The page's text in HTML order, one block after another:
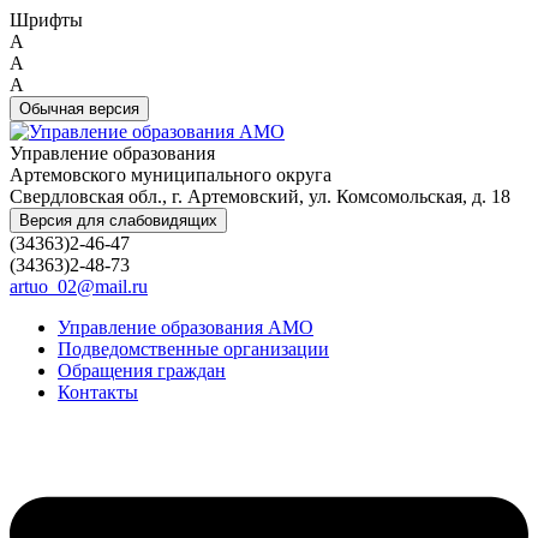
Шрифты
A
A
A
Обычная версия
Управление образования
Артемовского муниципального округа
Свердловская обл., г. Артемовский, ул. Комсомольская, д. 18
Версия для слабовидящих
(34363)2-46-47
(34363)2-48-73
artuo_02@mail.ru
Управление образования АМО
Подведомственные организации
Обращения граждан
Контакты